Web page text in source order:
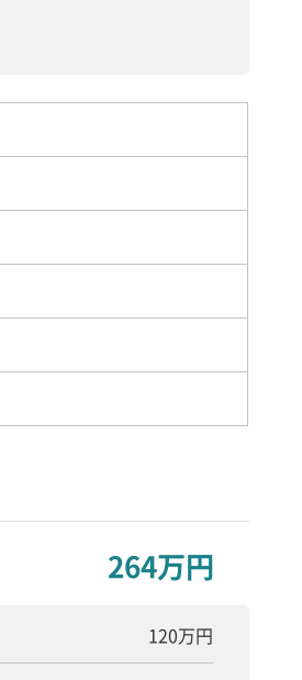
264万円
120万円